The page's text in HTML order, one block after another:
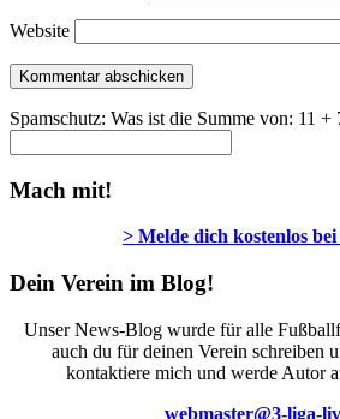
Website
Spamschutz: Was ist die Summe von: 11
Mach mit!
> Melde dich kostenlos
Dein Verein im Blog!
Unser News-Blog wurde für alle
auch du für deinen Verein schreiben
kontaktiere mich und werde Autor
webmaster@3-liga-